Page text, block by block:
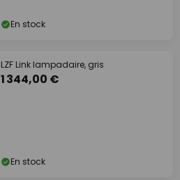
En stock
LZF Link lampadaire, gris
1 344,00 €
En stock